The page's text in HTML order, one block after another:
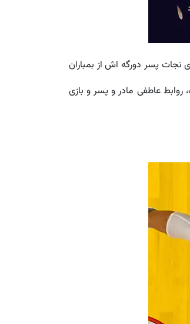
نجات پسر دورگه اش از بمباران
روابط عاطفی مادر و پسر و بازی